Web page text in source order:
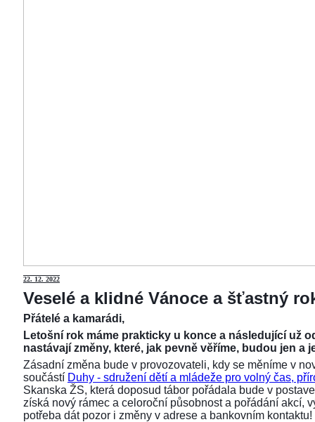
22. 12. 2022
Veselé a klidné Vánoce a šťastný
Přátelé a kamarádi,
Letošní rok máme prakticky u konce a následující už
nastávají změny, které, jak pevně věříme, budou jen a
Zásadní změna bude v provozovateli, kdy se měníme v
součástí Duhy - sdružení dětí a mládeže pro volný čas,
Skanska ŽS, která doposud tábor pořádala bude v
získá nový rámec a celoroční působnost a pořádání akcí,
potřeba dát pozor i změny v adrese a bankovním kontaktu!